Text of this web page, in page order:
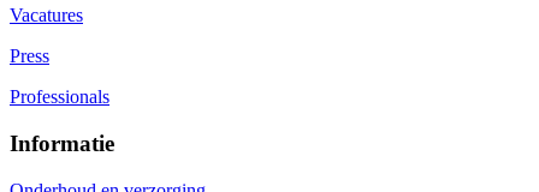
Vacatures
Press
Professionals
Informatie